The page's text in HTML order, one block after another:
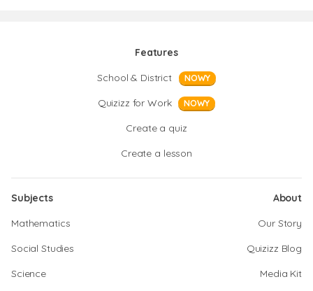
Features
School & District
NOWY
Quizizz for Work NOWY
Create a quiz
Create a lesson
Subjects
Mathematics
Social Studies
Science
About
Our Story
Quizizz Blog
Media Kit